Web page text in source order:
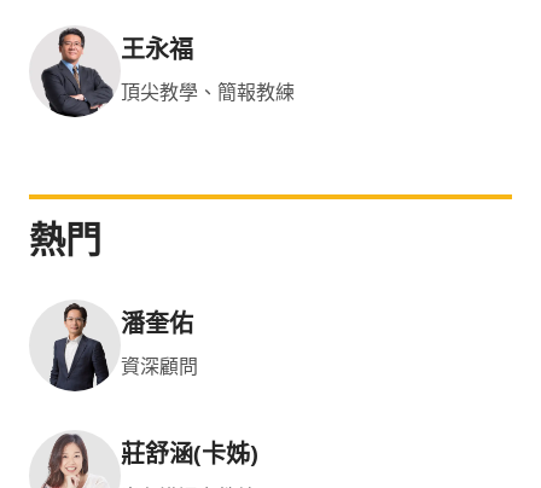
王永福
頂尖教學、簡報教練
熱門
潘奎佑
資深顧問
莊舒涵(卡姊)